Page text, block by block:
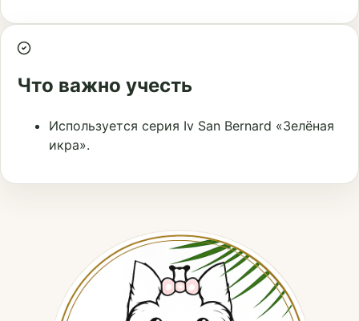
Что важно учесть
Используется серия Iv San Bernard «Зелёная
икра».